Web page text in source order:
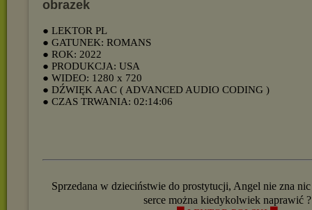
● LEKTOR PL
● GATUNEK: ROMANS
● ROK: 2022
● PRODUKCJA: USA
● WIDEO: 1280 x 720
● DŹWIĘK AAC ( ADVANCED AUDIO CODING )
● CZAS TRWANIA: 02:14:06
Sprzedana w dzieciństwie do prostytucji, Angel nie zna
serce można kiedykolwiek naprawić ?